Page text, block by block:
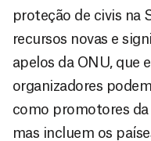
proteção de civis na
recursos novas e
apelos da ONU, que
organizadores
como promotores da
mas incluem os